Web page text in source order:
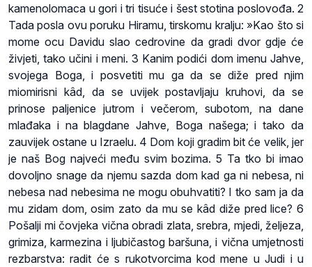
kamenolomaca u gori i tri tisuće i šest stotina poslovođa. 2
Tada posla ovu poruku Hiramu, tirskomu kralju: »Kao što si
mome ocu Davidu slao cedrovine da gradi dvor gdje će
živjeti, tako učini i meni. 3 Kanim podići dom imenu Jahve,
svojega Boga, i posvetiti mu ga da se diže pred njim
miomirisni kâd, da se uvijek postavljaju kruhovi, da se
prinose paljenice jutrom i večerom, subotom, na dane
mlađaka i na blagdane Jahve, Boga našega; i tako da
zauvijek ostane u Izraelu. 4 Dom koji gradim bit će velik, jer
je naš Bog najveći među svim bozima. 5 Ta tko bi imao
dovoljno snage da njemu sazda dom kad ga ni nebesa, ni
nebesa nad nebesima ne mogu obuhvatiti? I tko sam ja da
mu zidam dom, osim zato da mu se kâd diže pred lice? 6
Pošalji mi čovjeka vična obradi zlata, srebra, mjedi, željeza,
grimiza, karmezina i ljubičastog baršuna, i vična umjetnosti
rezbarstva: radit će s rukotvorcima kod mene u Judi i u